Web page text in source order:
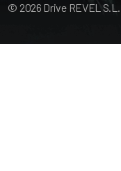
© 2026 Drive REVEL S.L.